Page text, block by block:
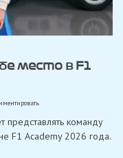
место в F1
on
Добсон
обеспечила
себе
представлять команду
F1 Academy 2026 года.